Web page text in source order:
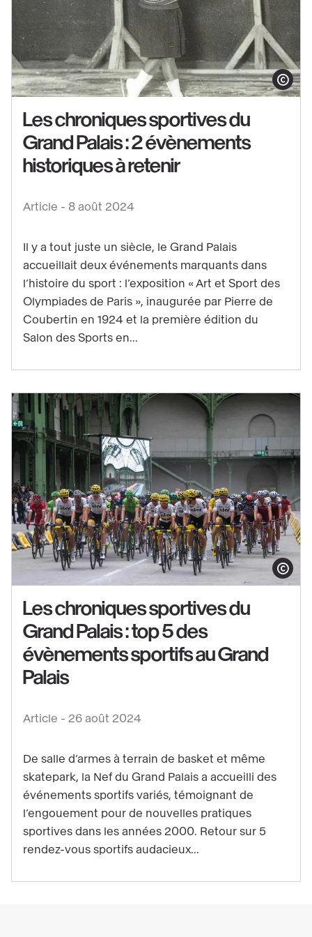
Voir
chroniques
sportives
du
Grand
Palais
2
évènements
historiques
à
retenir
Afficher le
Les chroniques sportives du
Grand Palais : 2 évènements
historiques à retenir
Article - 8 août 2024
Il y a tout juste un siècle, le Grand Palais
accueillait deux événements marquants dans
l’histoire du sport : l’exposition « Art et Sport des
Olympiades de Paris », inaugurée par Pierre de
Coubertin en 1924 et la première édition du
Salon des Sports en...
Voir
chroniques
sportives
du
Grand
Palais
Afficher le
Les chroniques sportives du
Grand Palais : top 5 des
évènements sportifs au Grand
Palais
Article - 26 août 2024
De salle d’armes à terrain de basket et même
skatepark, la Nef du Grand Palais a accueilli des
événements sportifs variés, témoignant de
l’engouement pour de nouvelles pratiques
sportives dans les années 2000. Retour sur 5
rendez-vous sportifs audacieux...